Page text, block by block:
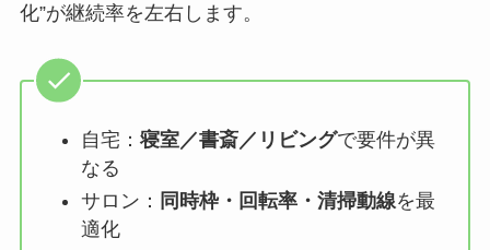
化”が継続率を左右します。
自宅： 寝室／書斎／リビングで要件が異
なる
サロン： 同時枠・回転率・清掃動線を最
適化